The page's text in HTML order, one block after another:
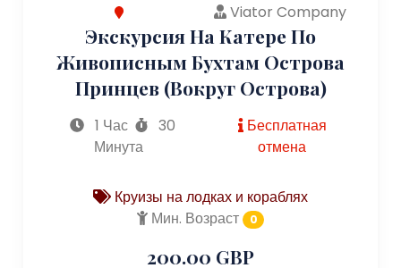
Viator Company
Экскурсия На Катере По
Живописным Бухтам Острова
Принцев (вокруг Острова)
1 Час
30
Минута
Бесплатная
отмена
Круизы на лодках и кораблях
Мин. Возраст
0
200.00 GBP